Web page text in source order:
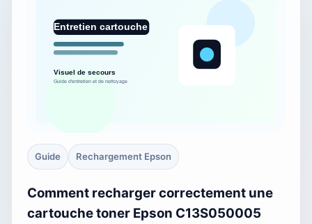
Guide Rechargement Epson
Comment recharger correctement une
cartouche toner Epson C13S050005